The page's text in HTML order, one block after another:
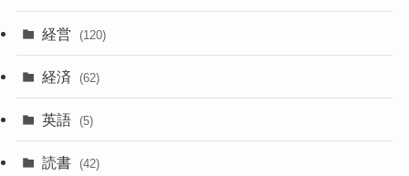
経営 (120)
経済 (62)
英語 (5)
読書 (42)